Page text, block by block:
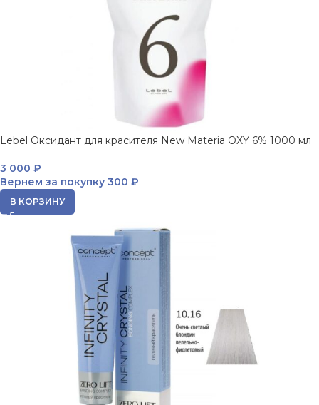
Lebel Оксидант для красителя New Materia OXY 6% 1000 мл
3 000 ₽
Вернем за покупку 300 ₽
В КОРЗИНУ